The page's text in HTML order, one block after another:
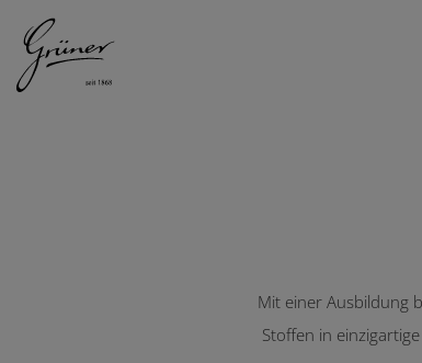
Mit einer Ausbildung
Stoffen in